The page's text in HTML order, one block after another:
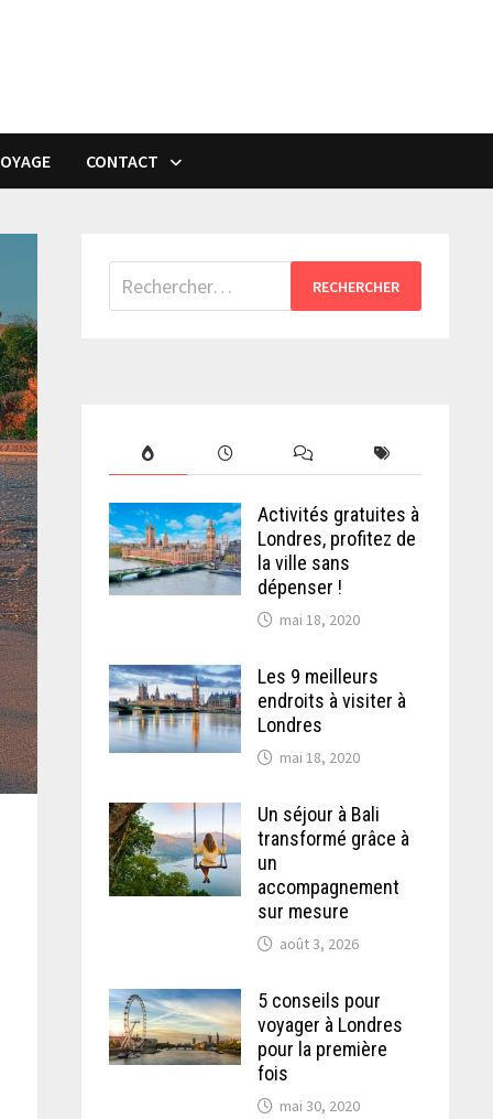
CONTACT
Rechercher :
Activités gratuites à
Londres, profitez de
la ville sans
dépenser !
mai 18, 2020
Les 9 meilleurs
endroits à visiter à
Londres
mai 18, 2020
Un séjour à Bali
transformé grâce à
un
accompagnement
sur mesure
août 3, 2026
5 conseils pour
voyager à Londres
pour la première
fois
mai 30, 2020